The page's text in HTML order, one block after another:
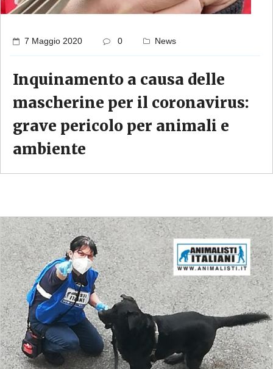
7 Maggio 2020 0 News
Inquinamento a causa delle
mascherine per il coronavirus:
grave pericolo per animali e
ambiente